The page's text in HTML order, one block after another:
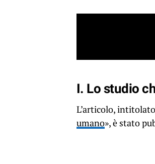
I. Lo studio
L’articolo,
umano», è stato